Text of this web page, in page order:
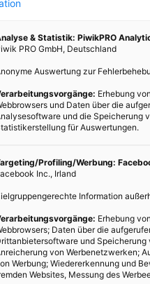
& Statistik: PiwikPRO
PRO GmbH, Deutschland
Auswertung zur
Erhebung
und Daten über die
und die Speicherung
für Auswertungen.
Profiling/Werbung:
Inc., Irland
Information
Erhebung
Daten über die
und Speicherung
von Werbenetzwerken;
Werbung; Wiedererkennung und
Websites, Messung des